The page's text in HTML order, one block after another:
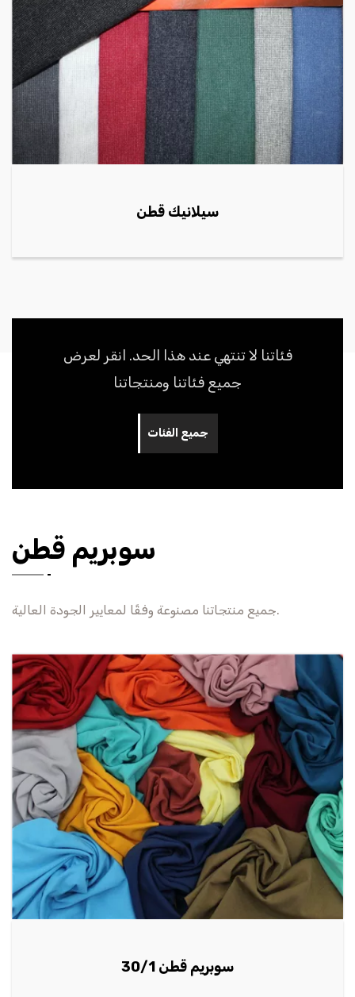
سيلانيك قطن
فئاتنا لا تنتهي عند هذا الحد. انقر لعرض
جميع فئاتنا ومنتجاتنا
جميع الفئات
سوبريم قطن
جميع منتجاتنا مصنوعة وفقًا لمعايير الجودة العالية.
سوبرم بونيه 20/1